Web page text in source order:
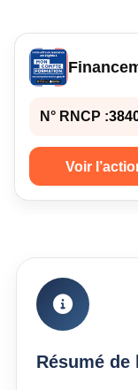
N° RNCP :
Voir
Résumé